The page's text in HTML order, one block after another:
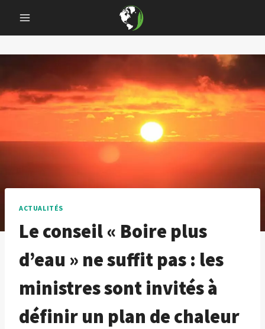
content
ACTUALITÉS
Le conseil « Boire plus
d’eau » ne suffit pas : les
ministres sont invités à
définir un plan de chaleur